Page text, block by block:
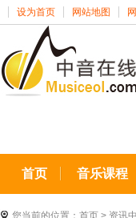
设为首页 网站地图
首页 音乐课程
您当前的位置： 首页 > 资讯